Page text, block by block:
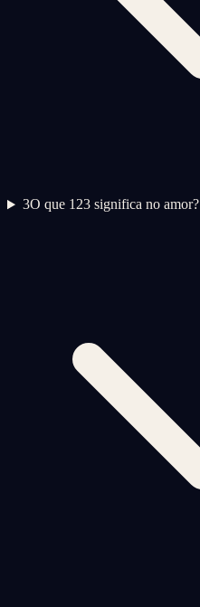
3O que 123 significa no amor?